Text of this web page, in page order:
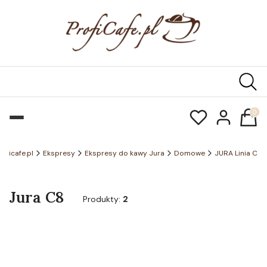
Ekspresy Ekspresy do kawy Jura Domowe JURA Linia C
Jura C8 Produkty: 2